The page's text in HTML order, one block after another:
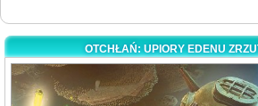
OTCHŁAŃ: UPIORY EDENU